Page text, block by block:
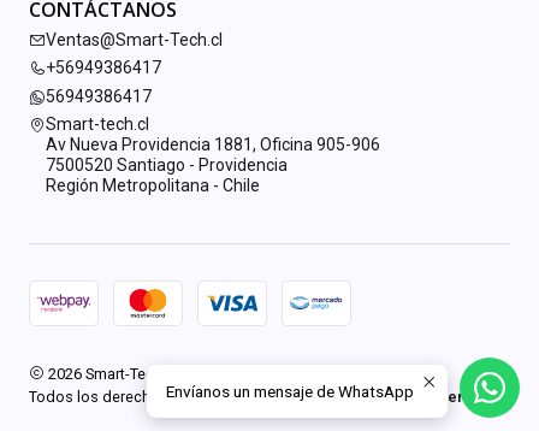
CONTÁCTANOS
Ventas@Smart-Tech.cl
+56949386417
56949386417
Smart-tech.cl
Av Nueva Providencia 1881, Oficina 905-906
7500520 Santiago - Providencia
Región Metropolitana - Chile
2026 Smart-Tech.cl.
Todos los derechos reservados.Desarrollado por Jumpseller
Envíanos un mensaje de WhatsApp